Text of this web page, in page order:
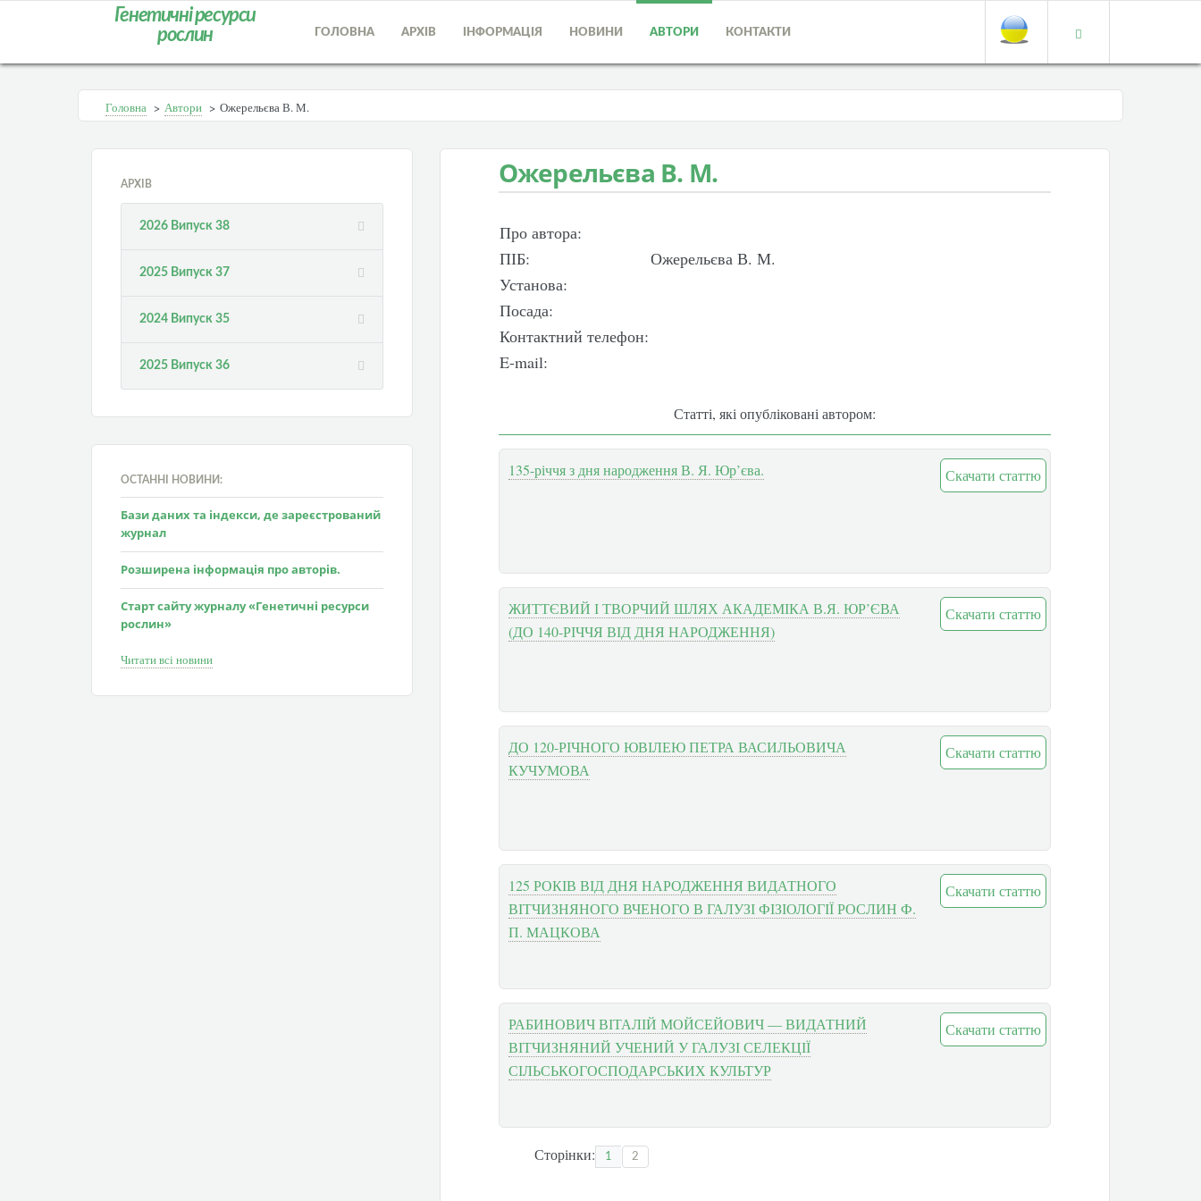
Генетичні ресурси
рослин
ГОЛОВНА АРХІВ ІНФОРМАЦІЯ НОВИНИ АВТОРИ КОНТАКТИ
Головна > Автори > Ожерельєва В. М.
АРХІВ
2026 Випуск 38
2025 Випуск 37
2024 Випуск 35
2025 Випуск 36
ОСТАННІ НОВИНИ:
Бази даних та індекси, де зареєстрований
журнал
Розширена інформація про авторів.
Старт сайту журналу «Генетичні ресурси
рослин»
Читати всі новини
Ожерельєва В. М.
Про автора:
ПІБ:
Ожерельєва В. М.
Установа:
Посада:
Контактний телефон:
E-mail:
Статті, які опубліковані автором:
Скачати статтю
135-річчя з дня народження В. Я. Юр’єва.
Скачати статтю
ЖИТТЄВИЙ І ТВОРЧИЙ ШЛЯХ АКАДЕМІКА В.Я. ЮР’ЄВА
(ДО 140-РІЧЧЯ ВІД ДНЯ НАРОДЖЕННЯ)
Скачати статтю
ДО 120-РІЧНОГО ЮВІЛЕЮ ПЕТРА ВАСИЛЬОВИЧА
КУЧУМОВА
Скачати статтю
125 РОКІВ ВІД ДНЯ НАРОДЖЕННЯ ВИДАТНОГО
ВІТЧИЗНЯНОГО ВЧЕНОГО В ГАЛУЗІ ФІЗІОЛОГІЇ РОСЛИН Ф.
П. МАЦКОВА
Скачати статтю
РАБИНОВИЧ ВІТАЛІЙ МОЙСЕЙОВИЧ — ВИДАТНИЙ
ВІТЧИЗНЯНИЙ УЧЕНИЙ У ГАЛУЗІ СЕЛЕКЦІЇ
СІЛЬСЬКОГОСПОДАРСЬКИХ КУЛЬТУР
Сторінки: 1 2